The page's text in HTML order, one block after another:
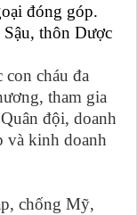
đóng góp.
thôn Dược
cháu đa
tham gia
đội, doanh
và kinh doanh
chống Mỹ,